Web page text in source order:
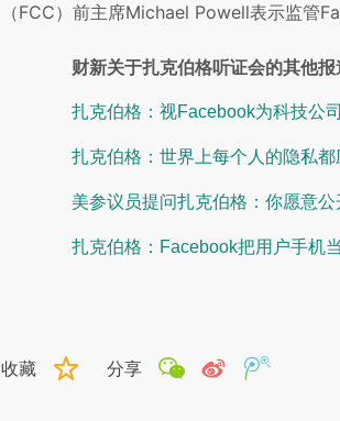
（FCC）前主席Michael Powell表示监管
财新关于扎克伯格听证会的其他报
扎克伯格：视Facebook为科技公
扎克伯格：世界上每个人的隐私
美参议员提问扎克伯格：你愿意
扎克伯格：Facebook把用户手机
收藏 分享